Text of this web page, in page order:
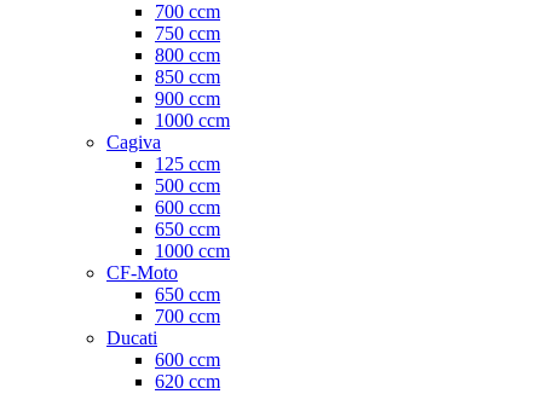
700 ccm
750 ccm
800 ccm
850 ccm
900 ccm
1000 ccm
Cagiva
125 ccm
500 ccm
600 ccm
650 ccm
1000 ccm
CF-Moto
650 ccm
700 ccm
Ducati
600 ccm
620 ccm